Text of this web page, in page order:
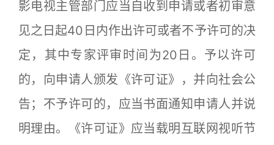
影电视主管部门应当自收到申请或者初审意
见之日起40日内作出许可或者不予许可的决
定，其中专家评审时间为20日。予以许可
的，向申请人颁发《许可证》，并向社会公
告；不予许可的，应当书面通知申请人并说
明理由。《许可证》应当载明互联网视听节